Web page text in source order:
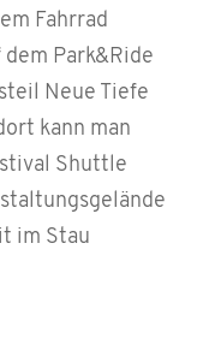
Fahrrad
Park&Ride
Neue Tiefe
kann man
Shuttle
im Stau